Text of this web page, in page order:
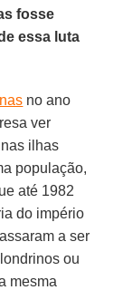
fosse
essa luta
no ano
ver
ilhas
população,
até 1982
do império
a ser
ou
mesma